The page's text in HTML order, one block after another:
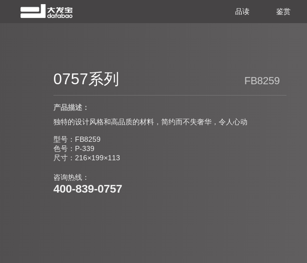
品读 鉴赏
0757系列 FB8259
产品描述：
独特的设计风格和高品质的材料，简约而不失奢华，令人心动
型号：FB8259
色号：P-339
尺寸：216×199×113
咨询热线：
400-839-0757